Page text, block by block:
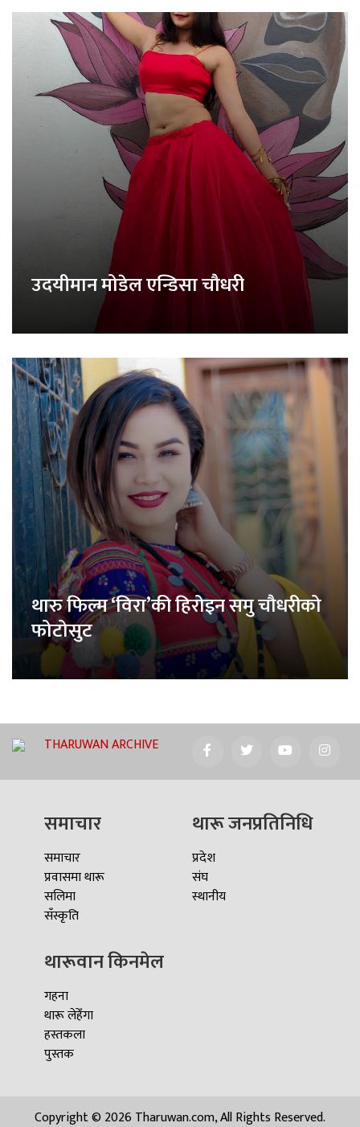
उदयीमान मोडेल एन्डिसा चौधरी
थारु फिल्म ‘विरा’की हिरोइन समु चौधरीको
फोटोसुट
THARUWAN ARCHIVE
समाचार
समाचार
प्रवासमा थारू
सलिमा
सँस्कृति
थारू जनप्रतिनिधि
प्रदेश
संघ
स्थानीय
थारूवान किनमेल
गहना
थारू लेहेँगा
हस्तकला
पुस्तक
Copyright © 2026 Tharuwan.com, All Rights Reserved.